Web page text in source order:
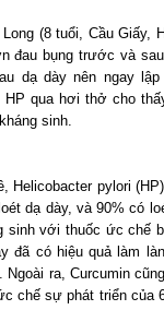
(8 tuổi, Cầu Giấy,
đau bụng trước và
dạ dày nên ngay
HP qua hơi thở cho
sinh.
Helicobacter pylori
dạ dày, và 90% có
sinh với thuốc ức chế
đã có hiệu quả làm
Ngoài ra, Curcumin
chế sự phát triển của